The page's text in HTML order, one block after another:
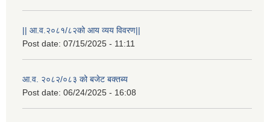
|| आ.व.२०८१/८२को आय व्यय विवरण||
Post date: 07/15/2025 - 11:11
आ.व. २०८२/०८३ को बजेट बक्तब्य
Post date: 06/24/2025 - 16:08